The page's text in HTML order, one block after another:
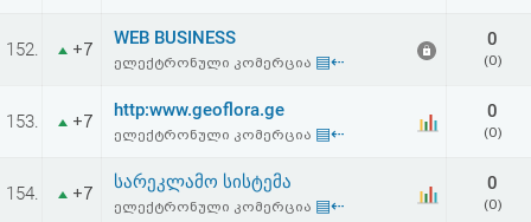
152. +7
WEB BUSINESS
ელექტრონული კომერცია ▤⇠
0
(0)
153. +7
http:www.geoflora.ge
ელექტრონული კომერცია ▤⇠
0
(0)
154. +7
სარეკლამო სისტემა
ელექტრონული კომერცია ▤⇠
0
(0)